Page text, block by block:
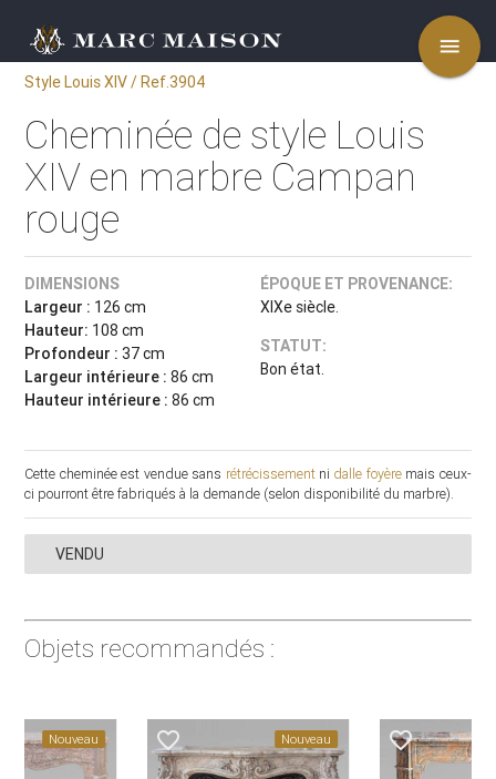
menu
Style Louis XIV / Ref.3904
Cheminée de style Louis
XIV en marbre Campan
rouge
DIMENSIONS
Largeur : 126 cm
Hauteur: 108 cm
Profondeur : 37 cm
Largeur intérieure :86 cm
Hauteur intérieure :86 cm
ÉPOQUE ET PROVENANCE:
XIXe siècle.
STATUT:
Bon état.
Cette cheminée est vendue sans rétrécissementni dalle foyèremais ceux-
ci pourront être fabriqués à la demande (selon disponibilité du marbre).
VENDU
Objets recommandés :
Nouveau favorite_border Nouveau favorite_border